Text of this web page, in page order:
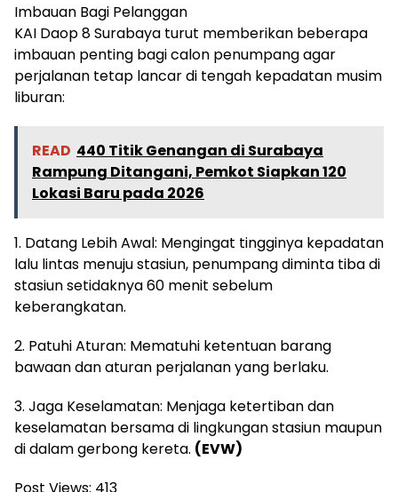
Imbauan Bagi Pelanggan
KAI Daop 8 Surabaya turut memberikan beberapa
imbauan penting bagi calon penumpang agar
perjalanan tetap lancar di tengah kepadatan musim
liburan:
READ 440 Titik Genangan di Surabaya
Rampung Ditangani, Pemkot Siapkan 120
Lokasi Baru pada 2026
1. Datang Lebih Awal: Mengingat tingginya kepadatan
lalu lintas menuju stasiun, penumpang diminta tiba di
stasiun setidaknya 60 menit sebelum
keberangkatan.
2. Patuhi Aturan: Mematuhi ketentuan barang
bawaan dan aturan perjalanan yang berlaku.
3. Jaga Keselamatan: Menjaga ketertiban dan
keselamatan bersama di lingkungan stasiun maupun
di dalam gerbong kereta. (EVW)
Post Views: 413